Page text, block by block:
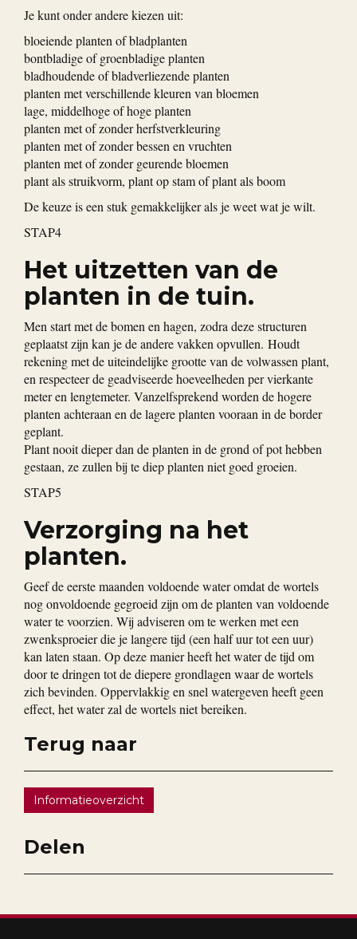
Je kunt onder andere kiezen uit:
bloeiende planten of bladplanten
bontbladige of groenbladige planten
bladhoudende of bladverliezende planten
planten met verschillende kleuren van bloemen
lage, middelhoge of hoge planten
planten met of zonder herfstverkleuring
planten met of zonder bessen en vruchten
planten met of zonder geurende bloemen
plant als struikvorm, plant op stam of plant als boom
De keuze is een stuk gemakkelijker als je weet wat je wilt.
STAP4
Het uitzetten van de
planten in de tuin.
Men start met de bomen en hagen, zodra deze structuren
geplaatst zijn kan je de andere vakken opvullen. Houdt
rekening met de uiteindelijke grootte van de volwassen plant,
en respecteer de geadviseerde hoeveelheden per vierkante
meter en lengtemeter. Vanzelfsprekend worden de hogere
planten achteraan en de lagere planten vooraan in de border
geplant.
Plant nooit dieper dan de planten in de grond of pot hebben
gestaan, ze zullen bij te diep planten niet goed groeien.
STAP5
Verzorging na het
planten.
Geef de eerste maanden voldoende water omdat de wortels
nog onvoldoende gegroeid zijn om de planten van voldoende
water te voorzien. Wij adviseren om te werken met een
zwenksproeier die je langere tijd (een half uur tot een uur)
kan laten staan. Op deze manier heeft het water de tijd om
door te dringen tot de diepere grondlagen waar de wortels
zich bevinden. Oppervlakkig en snel watergeven heeft geen
effect, het water zal de wortels niet bereiken.
Terug naar
Informatieoverzicht
Delen